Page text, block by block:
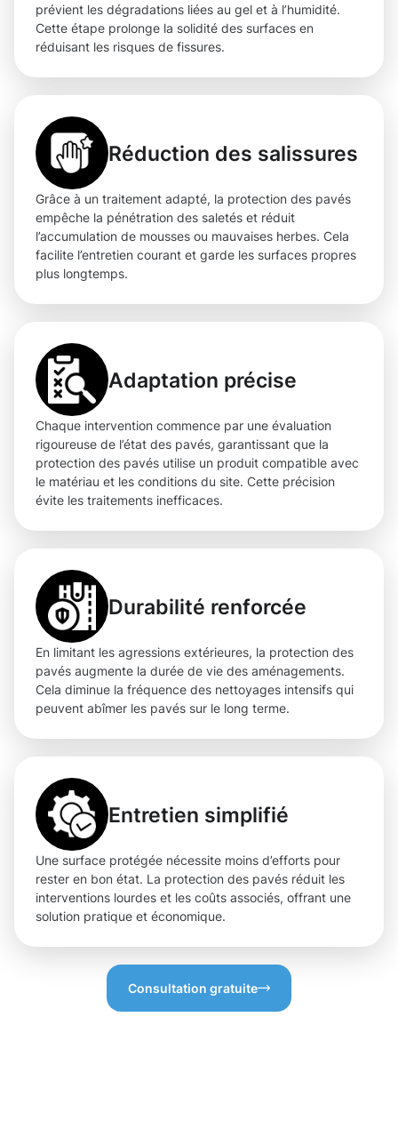
prévient les dégradations liées au gel et à l’humidité.
Cette étape prolonge la solidité des surfaces en
réduisant les risques de fissures.
Réduction des salissures
Grâce à un traitement adapté, la protection des pavés
empêche la pénétration des saletés et réduit
l’accumulation de mousses ou mauvaises herbes. Cela
facilite l’entretien courant et garde les surfaces propres
plus longtemps.
Adaptation précise
Chaque intervention commence par une évaluation
rigoureuse de l’état des pavés, garantissant que la
protection des pavés utilise un produit compatible avec
le matériau et les conditions du site. Cette précision
évite les traitements inefficaces.
Durabilité renforcée
En limitant les agressions extérieures, la protection des
pavés augmente la durée de vie des aménagements.
Cela diminue la fréquence des nettoyages intensifs qui
peuvent abîmer les pavés sur le long terme.
Entretien simplifié
Une surface protégée nécessite moins d’efforts pour
rester en bon état. La protection des pavés réduit les
interventions lourdes et les coûts associés, offrant une
solution pratique et économique.
Consultation gratuite